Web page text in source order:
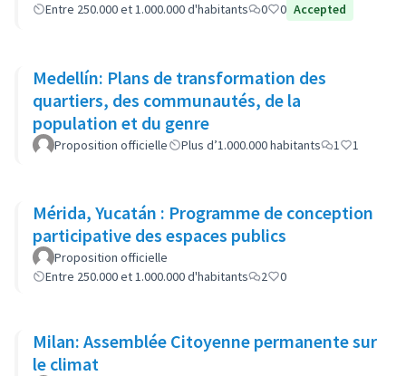
Entre 250.000 et 1.000.000 d'habitants
0 0 Accepted
Medellín: Plans de transformation des
quartiers, des communautés, de la
population et du genre
Proposition officielle Plus d’1.000.000 habitants 1 1
Mérida, Yucatán : Programme de conception
participative des espaces publics
Proposition officielle
Entre 250.000 et 1.000.000 d'habitants
2 0
Milan: Assemblée Citoyenne permanente sur
le climat